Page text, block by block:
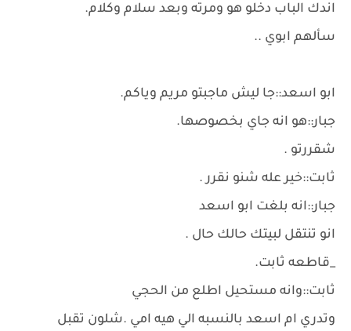
اندك الباب دخلو هو ومرته وبعد سلام وكلام.
سألهم ابوي ..
ابو اسعد::جا ليش ماجبتو مريم وياكم.
جبار::هو انه جاي بخصوصها.
شقررتو .
ثابت::خير عله شنو نقرر .
جبار::انه بلغت ابو اسعد
انو تنتقل لبيتك حالك حال .
_قاطعه ثابت.
ثابت::وانه مستحيل اطلع من الحجي
وتدري ام اسعد بالنسبه الي هيه امي .شلون تقبل